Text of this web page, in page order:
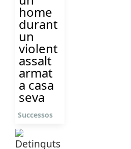
home
durant
un
violent
assalt
armat
a casa
seva
Successos